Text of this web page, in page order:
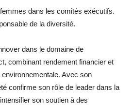
dans les comités exécutifs.
de la diversité.
dans le domaine de
combinant rendement financier et
Avec son
confirme son rôle de leader dans la
son soutien à des